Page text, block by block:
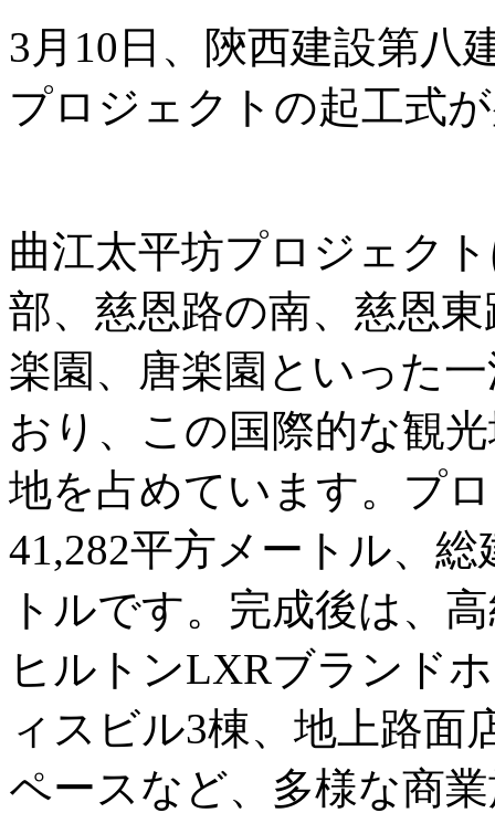
3月10日、陝西建設第八
プロジェクトの起工式
曲江太平坊プロジェク
部、慈恩路の南、慈恩
楽園、唐楽園といった
おり、この国際的な観
地を占めています。プ
41,282平方メートル、
トルです。完成後は、
ヒルトンLXRブランド
ィスビル3棟、地上路面
ペースなど、多様な商